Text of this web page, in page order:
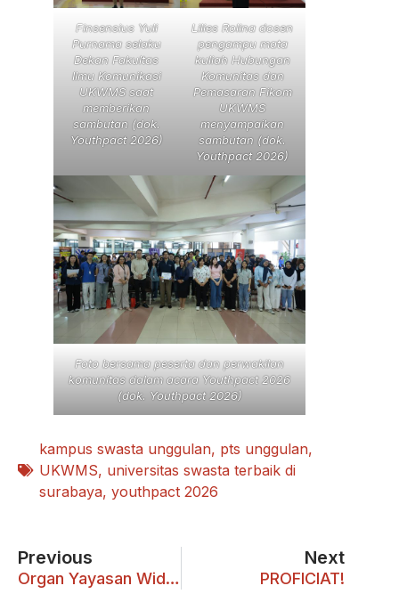
Finsensius Yuli
Purnama selaku
Dekan Fakultas
Ilmu Komunikasi
UKWMS saat
memberikan
sambutan (dok.
Youthpact 2026)
Lilies Rolina dosen
pengampu mata
kuliah Hubungan
Komunitas dan
Pemasaran Fikom
UKWMS
menyampaikan
sambutan (dok.
Youthpact 2026)
Foto bersama peserta dan perwakilan
komunitas dalam acara Youthpact 2026
(dok. Youthpact 2026)
kampus swasta unggulan, pts unggulan,
UKWMS, universitas swasta terbaik di
surabaya, youthpact 2026
Previous
Organ Yayasan Widya Mandala Surabaya Masa Bakti 2026-2031 Resmi Dilantik
Next
PROFICIAT!